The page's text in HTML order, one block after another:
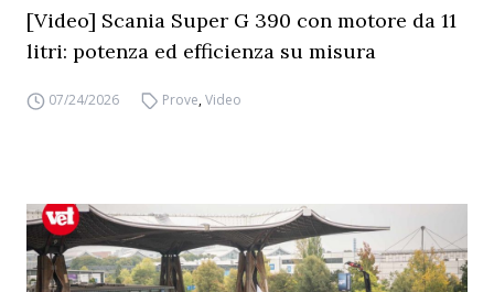
[Video] Scania Super G 390 con motore da 11
litri: potenza ed efficienza su misura
07/24/2026 Prove,Video